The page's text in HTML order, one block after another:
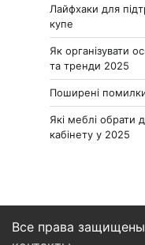
Лайфхаки для
купе
Як організувати
та тренди 2025
Поширені
Які меблі обрати
кабінету у 2025
Все права